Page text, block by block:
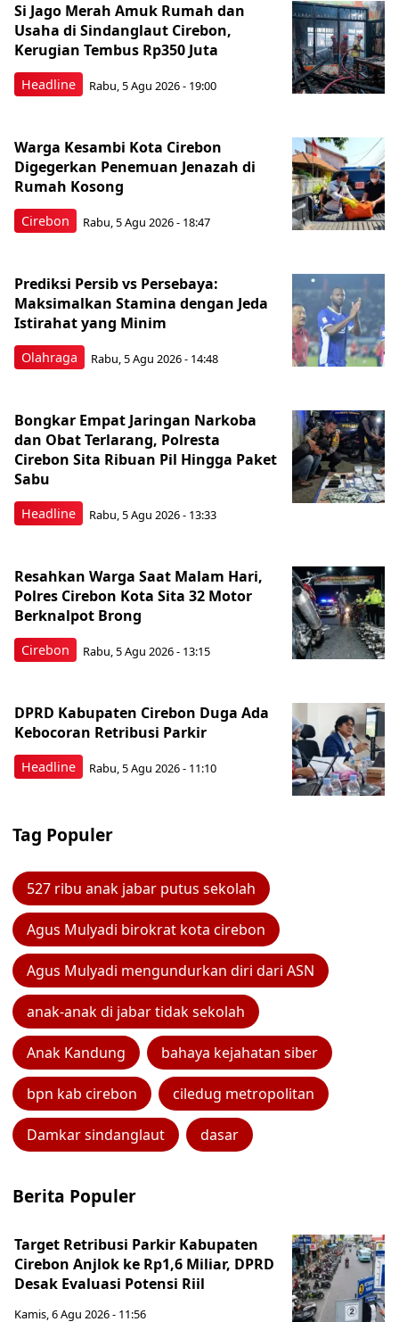
Headline
Si Jago Merah Amuk Rumah dan
Usaha di Sindanglaut Cirebon,
Kerugian Tembus Rp350 Juta
Rabu, 5 Agu 2026 - 19:00
Cirebon
Warga Kesambi Kota Cirebon
Digegerkan Penemuan Jenazah di
Rumah Kosong
Rabu, 5 Agu 2026 - 18:47
Olahraga
Prediksi Persib vs Persebaya:
Maksimalkan Stamina dengan Jeda
Istirahat yang Minim
Rabu, 5 Agu 2026 - 14:48
Headline
Bongkar Empat Jaringan Narkoba
dan Obat Terlarang, Polresta
Cirebon Sita Ribuan Pil Hingga Paket
Sabu
Rabu, 5 Agu 2026 - 13:33
Cirebon
Resahkan Warga Saat Malam Hari,
Polres Cirebon Kota Sita 32 Motor
Berknalpot Brong
Rabu, 5 Agu 2026 - 13:15
Headline
DPRD Kabupaten Cirebon Duga Ada
Kebocoran Retribusi Parkir
Rabu, 5 Agu 2026 - 11:10
Tag Populer
527 ribu anak jabar putus sekolah
Agus Mulyadi birokrat kota cirebon
Agus Mulyadi mengundurkan diri dari ASN
anak-anak di jabar tidak sekolah
Anak Kandung bahaya kejahatan siber
bpn kab cirebon ciledug metropolitan
Damkar sindanglaut dasar
Berita Populer
Target Retribusi Parkir Kabupaten
Cirebon Anjlok ke Rp1,6 Miliar, DPRD
Desak Evaluasi Potensi Riil
Kamis, 6 Agu 2026 - 11:56